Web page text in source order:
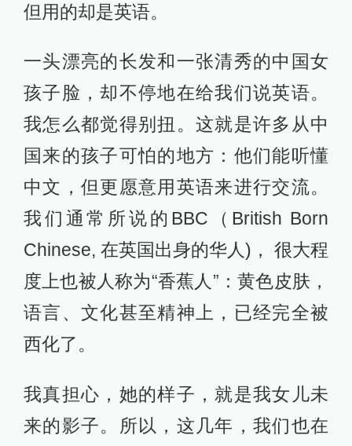
但用的却是英语。
一头漂亮的长发和一张清秀的中国女
孩子脸，却不停地在给我们说英语。
我怎么都觉得别扭。这就是许多从中
国来的孩子可怕的地方：他们能听懂
中文，但更愿意用英语来进行交流。
我们通常所说的BBC（British Born
Chinese, 在英国出身的华人)， 很大程
度上也被人称为“香蕉人”：黄色皮肤，
语言、文化甚至精神上，已经完全被
西化了。
我真担心，她的样子，就是我女儿未
来的影子。所以，这几年，我们也在